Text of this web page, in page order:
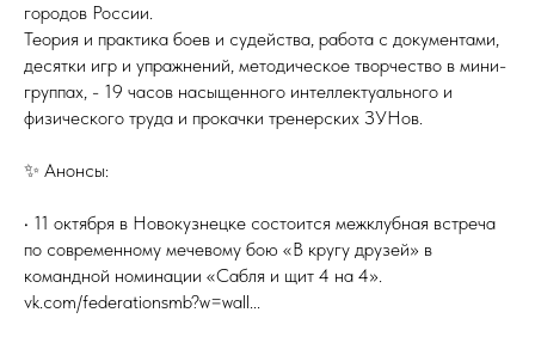
городов России.
Теория и практика боев и судейства, работа с документами,
десятки игр и упражнений, методическое творчество в мини-
группах, - 19 часов насыщенного интеллектуального и
физического труда и прокачки тренерских ЗУНов.
✨ Анонсы:
• 11 октября в Новокузнецке состоится межклубная встреча
по современному мечевому бою «В кругу друзей» в
командной номинации «Сабля и щит 4 на 4».
vk.com/federationsmb?w=wall...